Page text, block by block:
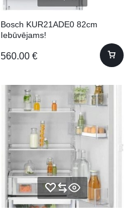
Bosch KUR21ADE0 82cm
Iebūvējams!
560.00 €